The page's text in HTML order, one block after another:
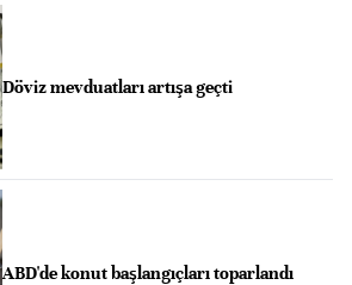
Döviz mevduatları artışa geçti
ABD'de konut başlangıçları toparlandı